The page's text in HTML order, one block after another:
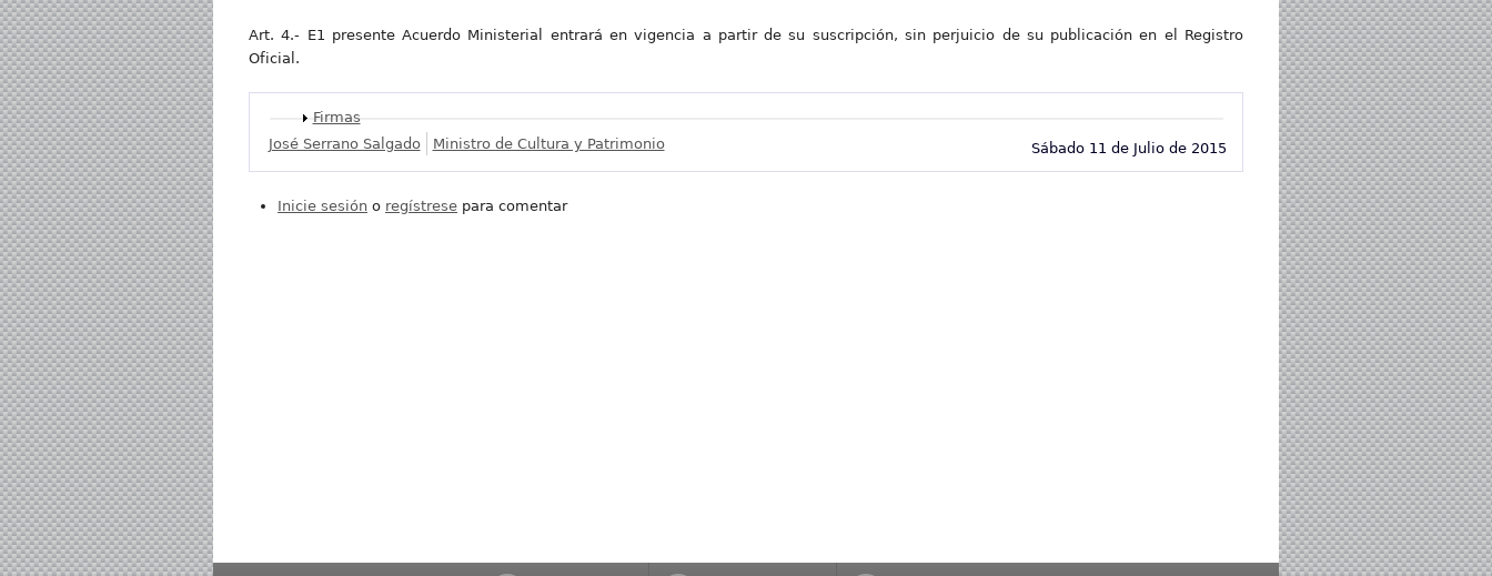
Art. 4.- E1 presente Acuerdo Ministerial entrará en vigencia a partir de su suscripción, sin perjuicio de su publicación en el Registro
Oficial.
Mostrar
Firmas
Sábado 11 de Julio de 2015
José Serrano Salgado Ministro de Cultura y Patrimonio
Inicie sesión o regístrese para comentar